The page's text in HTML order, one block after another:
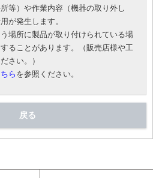
等）や作業内容（機器の取り外し
が発生します。
場所に製品が取り付けられている場
ることがあります。（販売店様や工
さい。）
ら を参照ください。
戻る